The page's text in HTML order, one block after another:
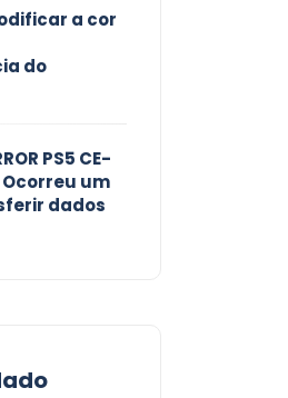
a cor
do
PS5 CE-
um
dados